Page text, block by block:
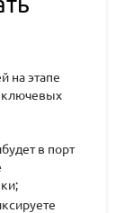
на этапе
ключевых
в порт